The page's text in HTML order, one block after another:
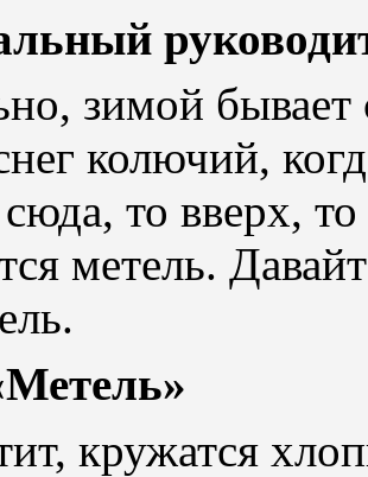
зимой
колючий,
сюда, то вверх,
метель.
кружатся